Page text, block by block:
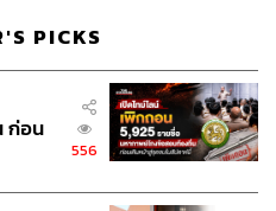
PICKS
ก่อน
556